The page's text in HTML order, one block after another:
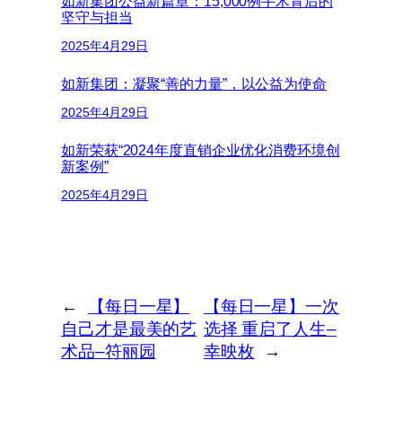
坚守与担当
2025年4月29日
如新集团：凝聚“善的力量”，以公益为使命
2025年4月29日
如新荣获“2024年度直销企业优化消费环境创
新案例”
2025年4月29日
←
【每日一星】
自己才是最美的艺
术品–符丽园
【每日一星】一次
选择 重启了人生–
幸映枚
→